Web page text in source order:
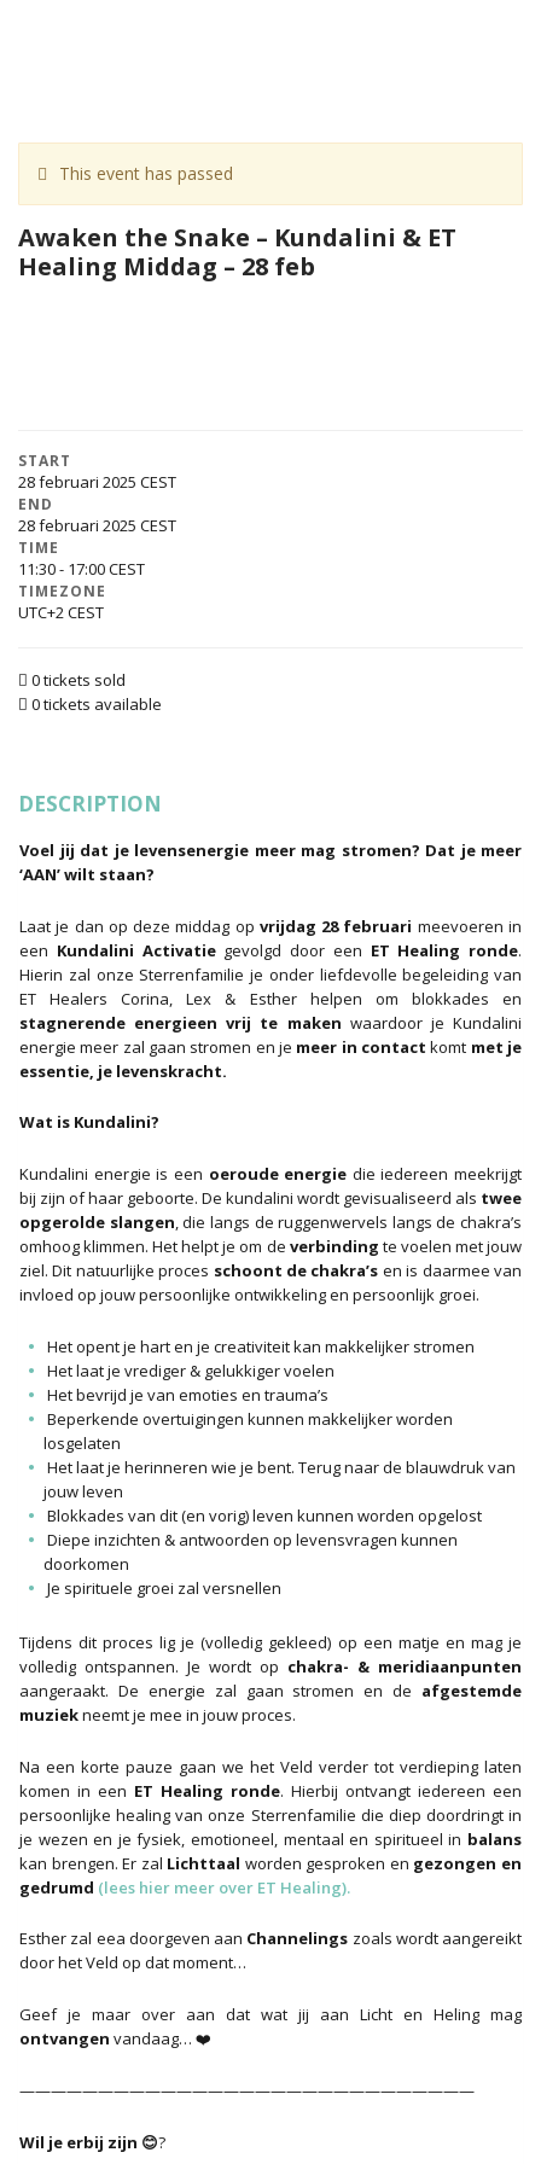
This event has passed
Awaken the Snake – Kundalini & ET
Healing Middag – 28 feb
START
28 februari 2025
END
28 februari 2025
TIME
11:30 - 17:00
TIMEZONE
UTC+2
0 tickets sold
0 tickets available
DESCRIPTION
Voel jij dat je levensenergie meer mag stromen? Dat je meer
‘AAN’ wilt staan?
Laat je dan op deze middag op vrijdag 28 februari meevoeren in
een Kundalini Activatiegevolgd door een ET Healing ronde.
Hierin zal onze Sterrenfamilie je onder liefdevolle begeleiding van
ET Healers Corina, Lex & Esther helpen om blokkades en
stagnerende energieen vrij te maken waardoor je Kundalini
energie meer zal gaan stromen en je meer in contactkomt met je
essentie, je levenskracht.
Wat is Kundalini?
Kundalini energie is een oeroude energie die iedereen meekrijgt
bij zijn of haar geboorte. De kundalini wordt gevisualiseerd als twee
opgerolde slangen, die langs de ruggenwervels langs de chakra’s
omhoog klimmen. Het helpt je om de verbinding te voelen met jouw
ziel. Dit natuurlijke proces schoont de chakra’s en is daarmee van
invloed op jouw persoonlijke ontwikkeling en persoonlijk groei.
Het opent je hart en je creativiteit kan makkelijker stromen
Het laat je vrediger & gelukkiger voelen
Het bevrijd je van emoties en trauma’s
Beperkende overtuigingen kunnen makkelijker worden
losgelaten
Het laat je herinneren wie je bent. Terug naar de blauwdruk van
jouw leven
Blokkades van dit (en vorig) leven kunnen worden opgelost
Diepe inzichten & antwoorden op levensvragen kunnen
doorkomen
Je spirituele groei zal versnellen
Tijdens dit proces lig je (volledig gekleed) op een matje en mag je
volledig ontspannen. Je wordt op chakra- & meridiaanpunten
aangeraakt. De energie zal gaan stromen en de afgestemde
muziekneemt je mee in jouw proces.
Na een korte pauze gaan we het Veld verder tot verdieping laten
komen in een ET Healing ronde. Hierbij ontvangt iedereen een
persoonlijke healing van onze Sterrenfamilie die diep doordringt in
je wezen en je fysiek, emotioneel, mentaal en spiritueel in balans
kan brengen. Er zal Lichttaal worden gesproken en gezongen en
gedrumd (lees hier meer over ET Healing).
Esther zal eea doorgeven aan Channelings zoals wordt aangereikt
door het Veld op dat moment…
Geef je maar over aan dat wat jij aan Licht en Heling mag
ontvangen vandaag… ❤️
—————————————————————————————
Wil je erbij zijn 😊?